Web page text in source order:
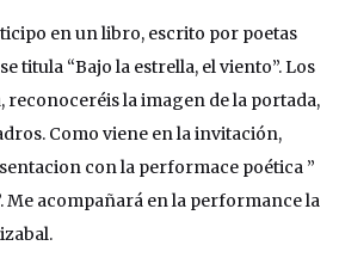
en un libro, escrito por poetas
titula “Bajo la estrella, el viento”. Los
reconoceréis la imagen de la portada,
Como viene en la invitación,
con la performace poética ”
Me acompañará en la performance la